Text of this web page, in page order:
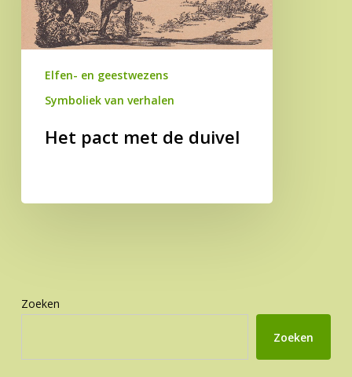
Elfen- en geestwezens
Symboliek van verhalen
Het pact met de duivel
Zoeken
Zoeken